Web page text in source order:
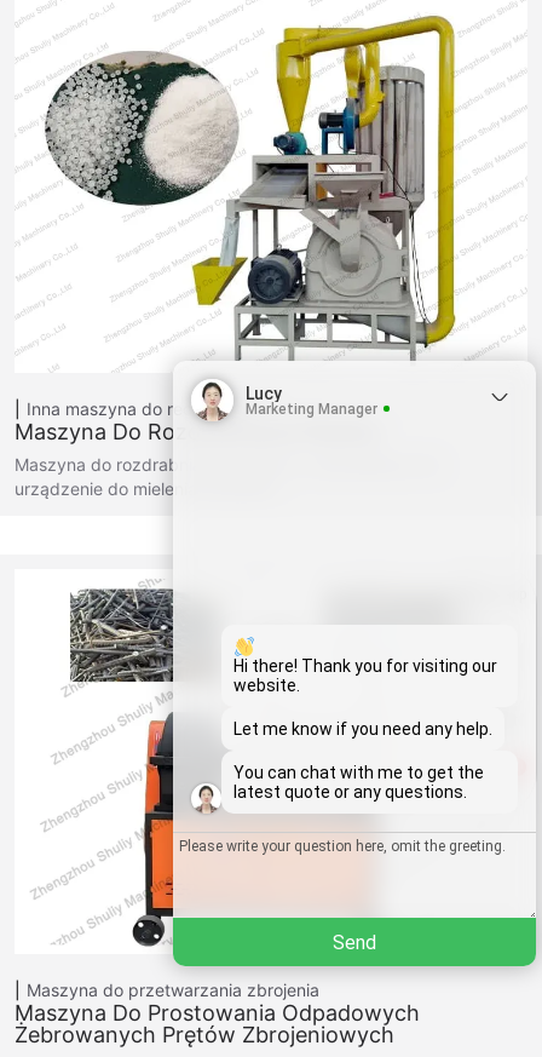
Inna maszyna do recyklingu
Maszyna Do Rozdrabniania Plastiku
Maszyna do rozdrabniania plastiku to specjalistyczne
urządzenie do mielenia używane…
Maszyna do przetwarzania zbrojenia
Maszyna Do Prostowania Odpadowych
Żebrowanych Prętów Zbrojeniowych
Wechat
Chat
Lucy
Marketing Manager
Hi there! Thank you for visiting our
website.
Let me know if you need any help.
You can chat with me to get the
latest quote or any questions.
Send